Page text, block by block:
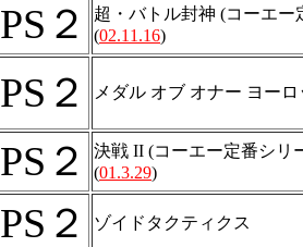
PS２
超・バトル封神 (コーエー
(02.11.16)
PS２ メダル オブ オナー ヨー
PS２
決戦 II (コーエー定番シリ
(01.3.29)
PS２ ゾイドタクティクス